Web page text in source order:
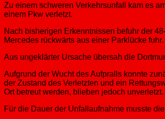
Zu einem schweren Verkehrsunfall kam es
einem Pkw verletzt.
Nach bisherigen Erkenntnissen befuhr der
Mercedes rückwärts aus einer Parklücke fuhr.
Aus ungeklärter Ursache übersah die
Aufgrund der Wucht des Aufpralls konnte
der Zustand des Verletzten und ein
Ort betreut werden, blieben jedoch unverletzt.
Für die Dauer der Unfallaufnahme musste